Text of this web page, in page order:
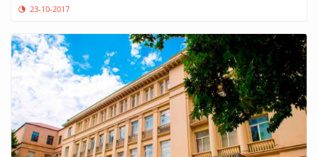
23-10-2017